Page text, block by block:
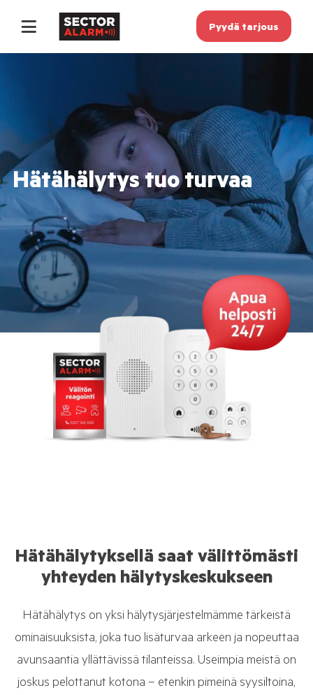
Pyydä tarjous
Hätähälytys tuo turvaa
Hätähälytyksellä saat välittömästi
yhteyden hälytyskeskukseen
Hätähälytys on yksi hälytysjärjestelmämme tärkeistä
ominaisuuksista, joka tuo lisäturvaa arkeen ja nopeuttaa
avunsaantia yllättävissä tilanteissa. Useimpia meistä on
joskus pelottanut kotona – etenkin pimeinä syysiltoina,